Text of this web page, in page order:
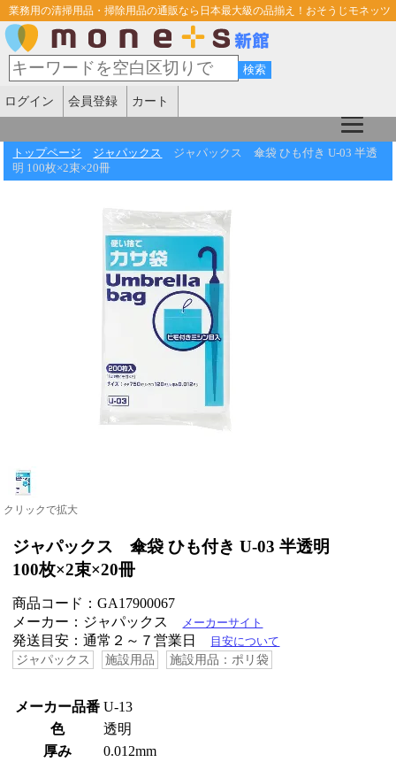
業務用の清掃用品・掃除用品の通販なら日本最大級の品揃え！おそうじモネッツ
ログイン 会員登録 カート
トップページ ジャパックス
ジャパックス 傘袋 ひも付き U-03 半透
明 100枚×2束×20冊
クリックで拡大
ジャパックス 傘袋 ひも付き U-03 半透明
100枚×2束×20冊
商品コード：GA17900067
メーカー：ジャパックス
メーカーサイト
発送目安：通常２～７営業日 目安について
ジャパックス 施設用品 施設用品：ポリ袋
メーカー品番 U-13
色
透明
厚み
0.012mm